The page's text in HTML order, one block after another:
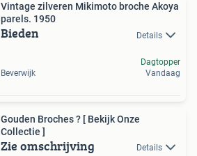
Vintage zilveren Mikimoto broche Akoya
parels. 1950
Bieden Details
Beverwijk
Dagtopper
Vandaag
Gouden Broches ? [ Bekijk Onze
Collectie ]
Zie omschrijving Details